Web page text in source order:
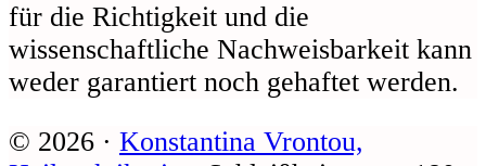
für die Richtigkeit und die
wissenschaftliche Nachweisbarkeit kann
weder garantiert noch gehaftet werden.
© 2026 · Konstantina Vrontou,